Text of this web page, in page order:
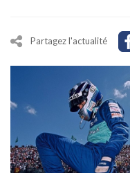
Partagez l'actualité